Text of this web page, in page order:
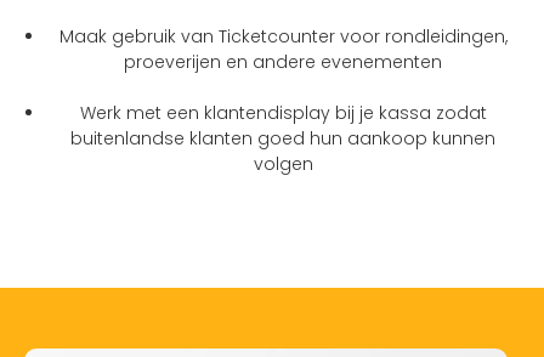
Maak gebruik van Ticketcounter voor rondleidingen,
proeverijen en andere evenementen
Werk met een klantendisplay bij je kassa zodat
buitenlandse klanten goed hun aankoop kunnen
volgen